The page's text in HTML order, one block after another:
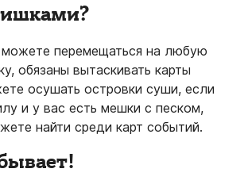
перемещаться на любую
обязаны вытаскивать карты
осушать островки суши, если
и у вас есть мешки с песком,
найти среди карт событий.